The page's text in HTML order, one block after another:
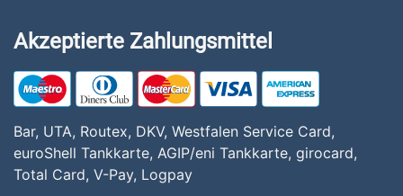
Akzeptierte Zahlungsmittel
Bar, UTA, Routex, DKV, Westfalen Service Card,
euroShell Tankkarte, AGIP/eni Tankkarte, girocard,
Total Card, V-Pay, Logpay